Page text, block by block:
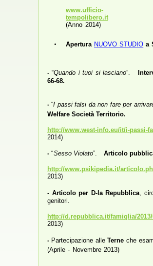
www.ufficio-
tempolibero.it
(Anno 2014)
• Apertura NUOVO STUDIO a
-“Quando i tuoi si lasciano”.
66-68.
-“I passi falsi da non fare per
Welfare Società Territorio.
http://www.west-info.eu/it/i-passi-
2014)
-“Sesso Violato”. Articolo
http://www.psikipedia.it/
2013)
- Articolo per D-la Repubblica,
genitori.
http://d.repubblica.it/famiglia/
2013)
- Partecipazione alleTerne che
(Aprile - Novembre 2013)